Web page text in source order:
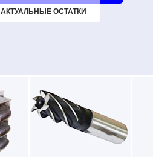
АКТУАЛЬНЫЕ ОСТАТКИ